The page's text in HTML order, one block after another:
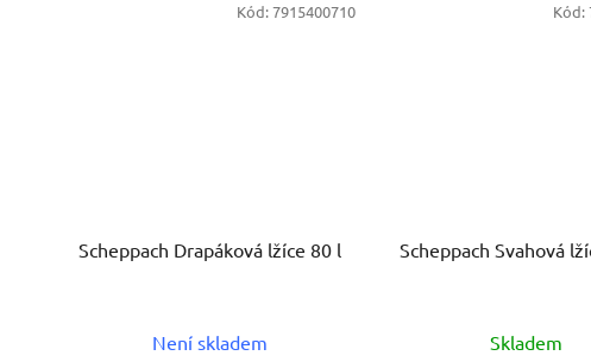
Scheppach Drapáková lžíce 80 l
Není skladem
Kód:7915400710
Scheppach Svahová
Skladem
Kód: